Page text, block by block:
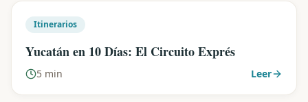
Itinerarios
Yucatán en 10 Días: El Circuito Exprés
5 min Leer